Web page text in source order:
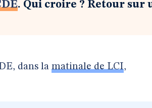
. Qui croire ? Retour sur
dans la matinale de LCI,